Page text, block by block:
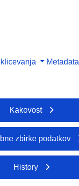
Metadata
Kakovost
zbirke podatkov
History